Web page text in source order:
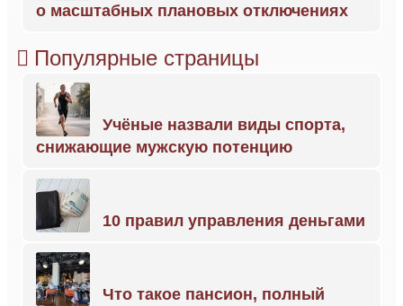
о масштабных плановых отключениях
Популярные страницы
Учёные назвали виды спорта,
снижающие мужскую потенцию
10 правил управления деньгами
Что такое пансион, полный